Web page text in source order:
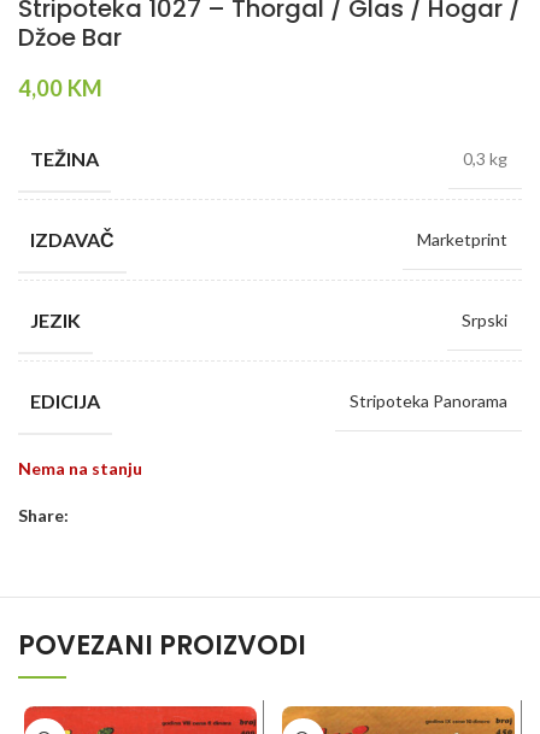
Stripoteka 1027 – Thorgal / Glas / Hogar /
Džoe Bar
4,00 KM
TEŽINA 0,3 kg
IZDAVAČ Marketprint
JEZIK Srpski
EDICIJA Stripoteka Panorama
Nema na stanju
Share:
POVEZANI PROIZVODI